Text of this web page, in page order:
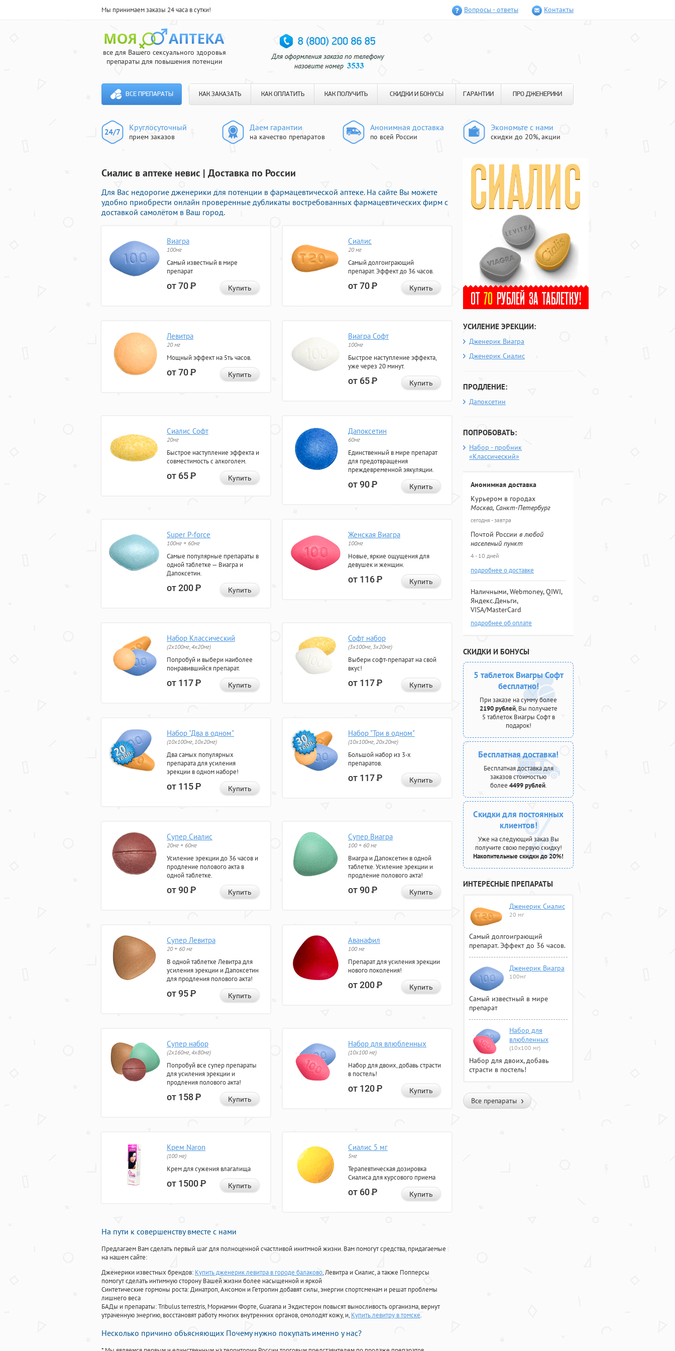
Мы принимаем заказы 24 часа в сутки! Вопросы - ответы Контакты
все для Вашего сексуального здоровья
препараты для повышения потенции
ВСЕ ПРЕПАРАТЫ КАК ЗАКАЗАТЬ КАК ОПЛАТИТЬ КАК ПОЛУЧИТЬ СКИДКИ И БОНУСЫ ГАРАНТИИ ПРО ДЖЕНЕРИКИ
Круглосуточный
прием заказов
Даем гарантии
на качество препаратов
Анонимная доставка
по всей России
Экономьте с нами
скидки до 20%, акции
Сиалис в аптеке невис | Доставка по России
Для Вас недорогие дженерики для потенции в фармацевтической аптеке. На сайте Вы можете
удобно приобрести онлайн проверенные дубликаты востребованных фармацевтических фирм с
доставкой самолётом в Ваш город.
Виагра
100мг
Самый известный в мире
препарат
от 70Р Купить
Сиалис
20 мг
Самый долгоиграющий
препарат. Эффект до 36 часов.
от 70Р Купить
Левитра
20 мг
Мощный эффект на 5ть часов.
от 70Р Купить
Виагра Софт
100мг
Быстрое наступление эффекта,
уже через 20 минут.
от 65Р Купить
Сиалис Софт
20мг
Быстрое наступление эффекта и
совместимость с алкоголем.
от 65Р Купить
Дапоксетин
60мг
Единственный в мире препарат
для предотвращения
преждевременной эякуляции.
от 90Р Купить
Super P-force
100мг + 60мг
Самые популярные препараты в
одной таблетке — Виагра и
Дапоксетин.
от 200Р Купить
Женская Виагра
100мг
Новые, яркие ощущения для
девушек и женщин.
от 116Р Купить
Набор Классический
(2x100мг, 4x20мг)
Попробуй и выбери наиболее
понравившийся препарат.
от 117Р Купить
Софт набор
(3x100мг, 3x20мг)
Выбери софт-препарат на свой
вкус!
от 117Р Купить
Набор "Два в одном"
(10x100мг, 10x20мг)
Два самых популярных
препарата для усиления
эрекции в одном наборе!
от 115Р Купить
Набор "Три в одном"
(10x100мг, 20x20мг)
Большой набор из 3-х
препаратов.
от 117Р Купить
Супер Сиалис
20мг + 60мг
Усиление эрекции до 36 часов и
продление полового акта в
одной таблетке.
от 90Р Купить
Супер Виагра
100 + 60 мг
Виагра и Дапоксетин в одной
таблетке. Усиление эрекции и
продление полового акта!
от 90Р Купить
Супер Левитра
20 + 60 мг
В одной таблетке Левитра для
усиления эрекции и Дапоксетин
для продления полового акта!
от 95Р Купить
Аванафил
100 мг
Препарат для усиления эрекции
нового поколения!
от 200Р Купить
Супер набор
(2х160мг, 4х80мг)
Попробуй все супер препараты
для усиления эрекции и
продления полового акта!
от 158Р Купить
Набор для влюбленных
(10х100 мг)
Набор для двоих, добавь страсти
в постель!
от 120Р Купить
Крем Naron
(100 мг)
Крем для сужения влагалища
от 1500Р Купить
Сиалис 5 мг
5мг
Терапевтическая дозировка
Сиалиса для курсового приема
от 60Р Купить
На пути к совершенству вместе с нами
Предлагаем Вам сделать первый шаг для полноценной счастливой инитмной жизни. Вам помогут средства, придагаемые
на нашем сайте:
Дженерики известных брендов: Купить дженерик левитра в городе балаково, Левитра и Сиалис, а также Попперсы
помогут сделать интимную сторону Вашей жизни более насыщенной и яркой
Синтетические гормоны роста: Динатроп, Ансомон и Гетропин добавят силы, энергии спортсменам и решат проблемы
лишнего веса
БАДы и препараты:Tribulus terrestris, Мориамин Форте, Guarana и Экдистерон повысят выносливость организма, вернут
утраченную энергию, восстановят работу многих внутренних органов, омолодят кожу, и, Купить левитру в томске.
Несколько причино объясняющих Почему нужно покупать именно у нас?
УСИЛЕНИЕ ЭРЕКЦИИ:
Дженерик Виагра
Дженерик Сиалис
ПРОДЛЕНИЕ:
Дапоксетин
ПОПРОБОВАТЬ:
Набор - пробник
«Классический»
Анонимная доставка
Курьером в городах
Москва, Санкт-Петербург
сегодня - завтра
Почтой России в любой
населеный пункт
4 - 10 дней
подробнее о доставке
Наличными, Webmoney, QIWI,
Яндекс.Деньги,
VISA/MasterCard
подробнее об оплате
СКИДКИ И БОНУСЫ
5 таблеток Виагры Софт
бесплатно!
При заказе на сумму более
2190 рублей, Вы получаете
5 таблеток Виагры Софт в
подарок!
Бесплатная доставка!
Бесплатная доставка для
заказов стоимостью
более 4499 рублей.
Скидки для постоянных
клиентов!
Уже на следующий заказ Вы
получите свою первую скидку!
Накопительные скидки до 20%!
ИНТЕРЕСНЫЕ ПРЕПАРАТЫ
Дженерик Сиалис
20 мг
Самый долгоиграющий
препарат. Эффект до 36 часов.
Дженерик Виагра
100мг
Самый известный в мире
препарат
Набор для
влюбленных
(10х100 мг)
Набор для двоих, добавь
страсти в постель!
Все препараты